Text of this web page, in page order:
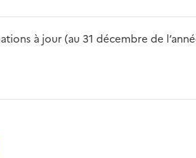
à jour (au 31 décembre de